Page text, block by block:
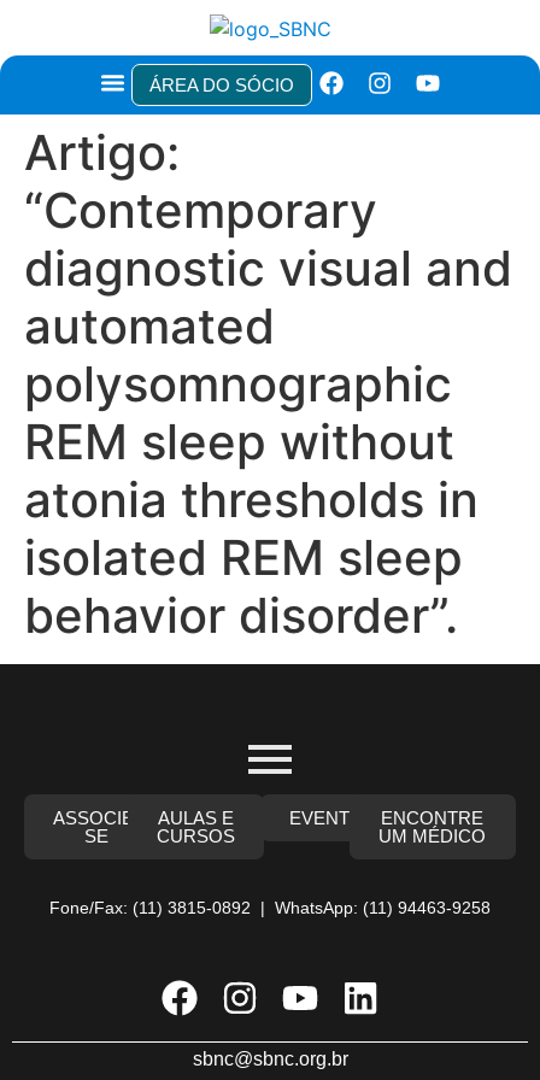
ÁREA DO SÓCIO
Artigo:
“Contemporary
diagnostic visual and
automated
polysomnographic
REM sleep without
atonia thresholds in
isolated REM sleep
behavior disorder”.
ASSOCIE-
SE
AULAS E
CURSOS
EVENTOS
ENCONTRE
UM MÉDICO
Fone/Fax: (11) 3815-0892 | WhatsApp: (11) 94463-9258
sbnc@sbnc.org.br